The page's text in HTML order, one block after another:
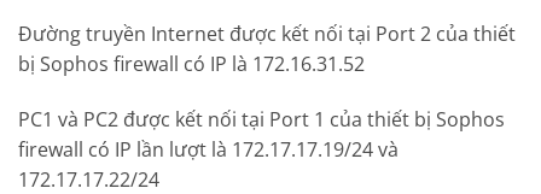
Đường truyền Internet được kết nối tại Port 2 của thiết
bị Sophos firewall có IP là 172.16.31.52
PC1 và PC2 được kết nối tại Port 1 của thiết bị Sophos
firewall có IP lần lượt là 172.17.17.19/24 và
172.17.17.22/24